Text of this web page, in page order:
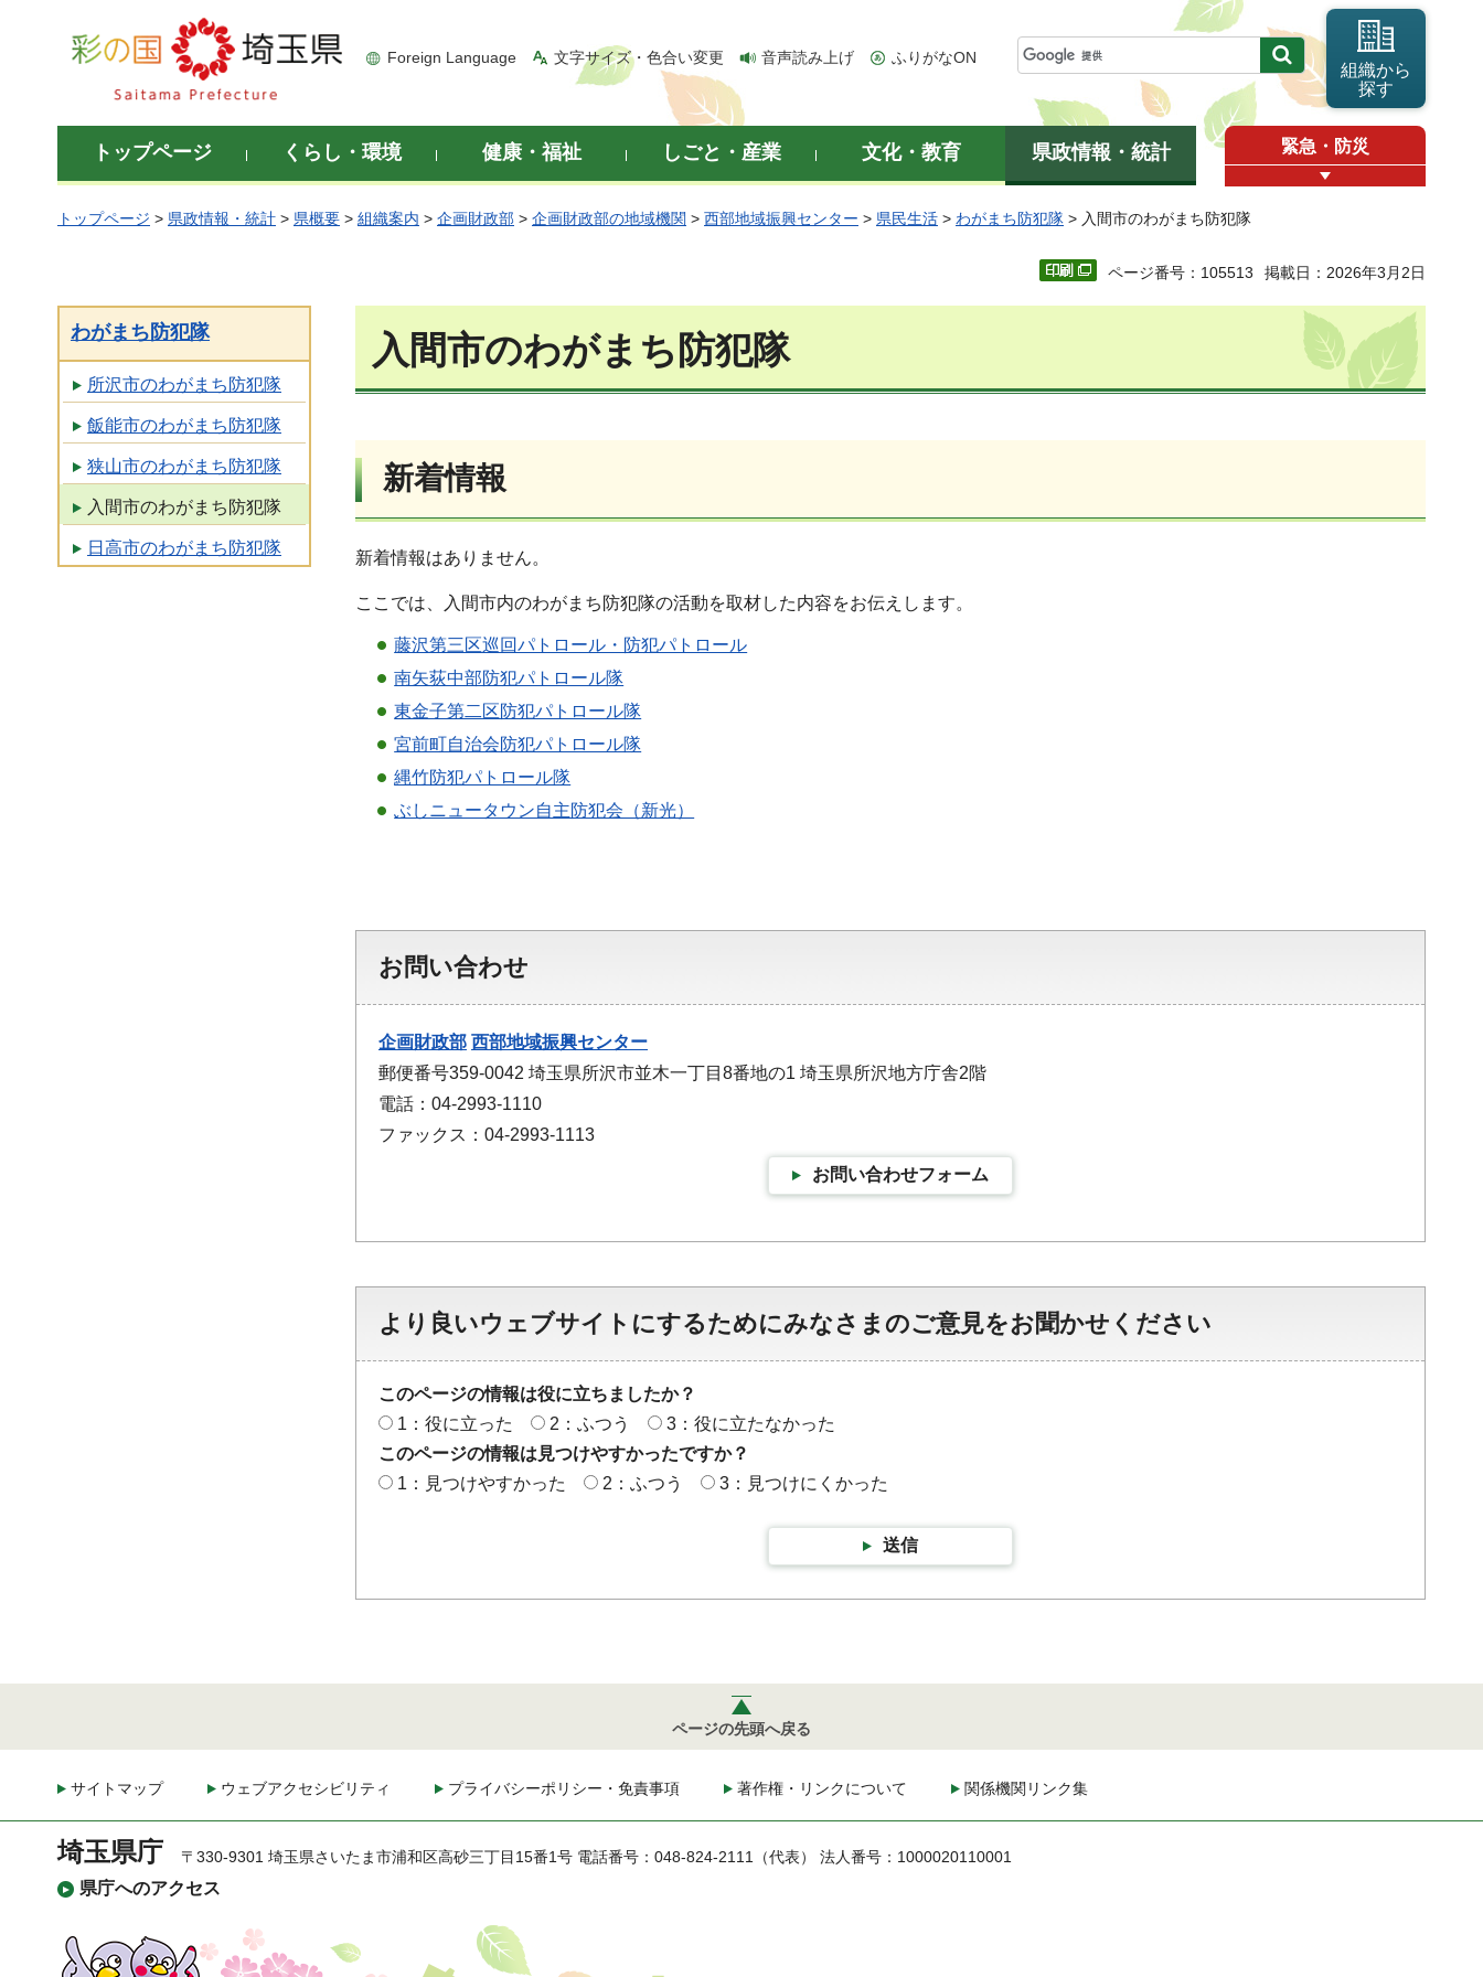
彩の国 埼玉県
Foreign Language 文字サイズ・色合い変更 音声読み上げ ふりがなON
組織から
探す
トップページ くらし・環境 健康・福祉 しごと・産業 文化・教育 県政情報・統計 緊急・防災
トップページ > 県政情報・統計 > 県概要 > 組織案内 > 企画財政部 > 企画財政部の地域機関 > 西部地域振興センター > 県民生活 > わがまち防犯隊 > 入間市のわがまち防犯隊
ページ番号：105513 掲載日：2026年3月2日
わがまち防犯隊
所沢市のわがまち防犯隊
飯能市のわがまち防犯隊
狭山市のわがまち防犯隊
入間市のわがまち防犯隊
日高市のわがまち防犯隊
入間市のわがまち防犯隊
新着情報
新着情報はありません。
ここでは、入間市内のわがまち防犯隊の活動を取材した内容をお伝えします。
藤沢第三区巡回パトロール・防犯パトロール
南矢荻中部防犯パトロール隊
東金子第二区防犯パトロール隊
宮前町自治会防犯パトロール隊
縄竹防犯パトロール隊
ぶしニュータウン自主防犯会（新光）
お問い合わせ
企画財政部 西部地域振興センター
郵便番号359-0042 埼玉県所沢市並木一丁目8番地の1 埼玉県所沢地方庁舎2階
電話：04-2993-1110
ファックス：04-2993-1113
お問い合わせフォーム
より良いウェブサイトにするためにみなさまのご意見をお聞かせください
このページの情報は役に立ちましたか？
1：役に立った
2：ふつう
3：役に立たなかった
このページの情報は見つけやすかったですか？
1：見つけやすかった
2：ふつう 3：見つけにくかった
送信
ページの先頭へ戻る
サイトマップ ウェブアクセシビリティ プライバシーポリシー・免責事項 著作権・リンクについて 関係機関リンク集
埼玉県庁
県庁へのアクセス
〒330-9301 埼玉県さいたま市浦和区高砂三丁目15番1号 電話番号：048-824-2111（代表） 法人番号：1000020110001